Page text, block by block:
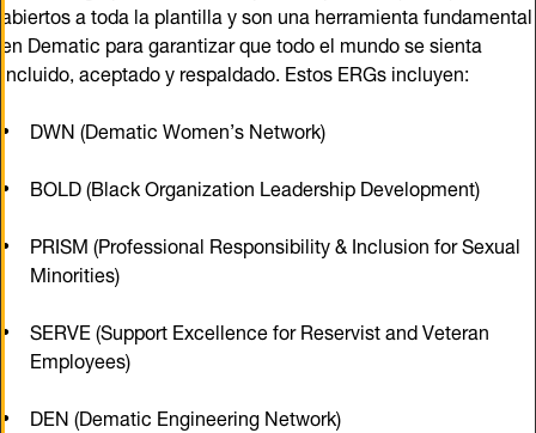
abiertos a toda la plantilla y son una herramienta fundamental
en Dematic para garantizar que todo el mundo se sienta
incluido, aceptado y respaldado. Estos ERGs incluyen:
DWN (Dematic Women’s Network)
BOLD (Black Organization Leadership Development)
PRISM (Professional Responsibility & Inclusion for Sexual
Minorities)
SERVE (Support Excellence for Reservist and Veteran
Employees)
DEN (Dematic Engineering Network)